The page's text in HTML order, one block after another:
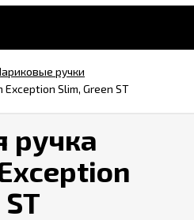
ручки
Slim, Green ST
ручка